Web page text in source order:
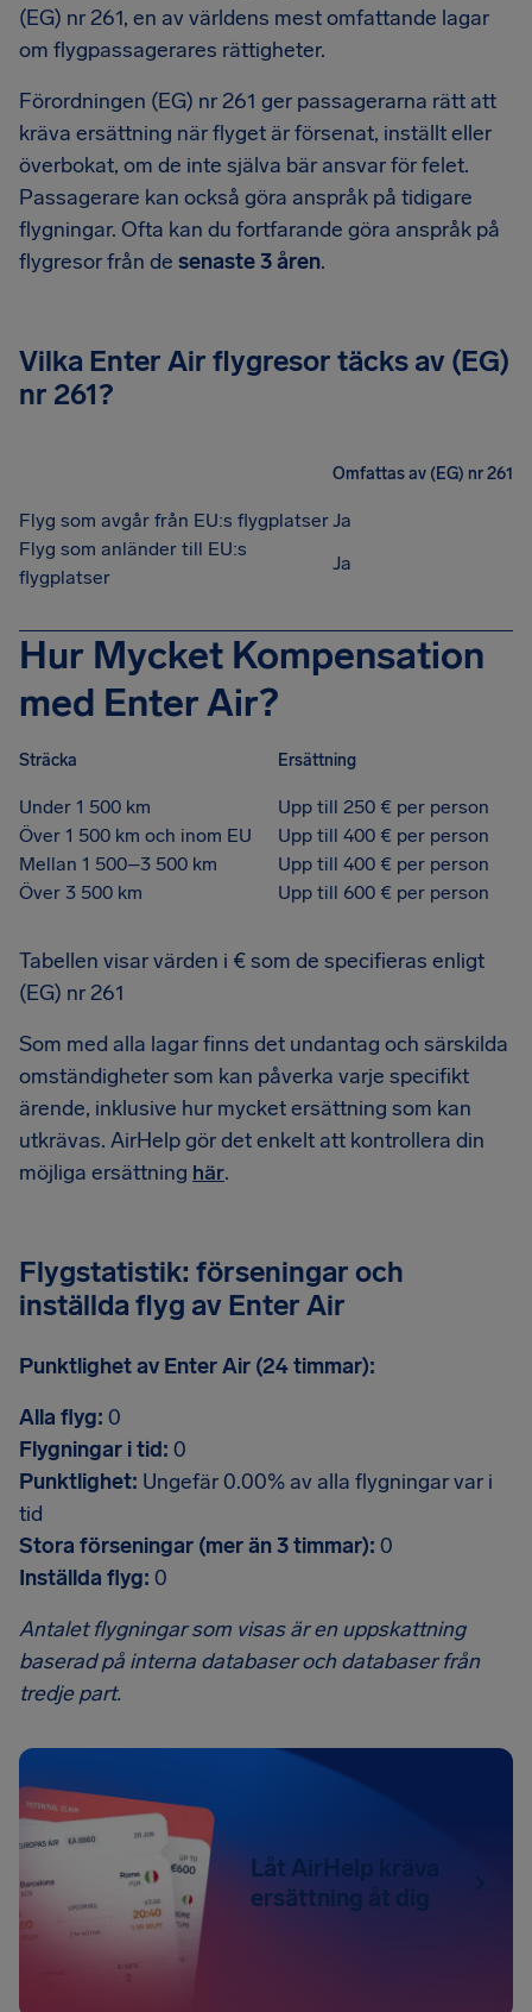
(EG) nr 261, en av världens mest omfattande lagar
om flygpassagerares rättigheter.
Förordningen (EG) nr 261 ger passagerarna rätt att
kräva ersättning när flyget är försenat, inställt eller
överbokat, om de inte själva bär ansvar för felet.
Passagerare kan också göra anspråk på tidigare
flygningar. Ofta kan du fortfarande göra anspråk på
flygresor från de senaste 3 åren.
Vilka Enter Air flygresor täcks av (EG)
nr 261?
Omfattas av (EG) nr 261
Flyg som avgår från EU:s flygplatserJa
Flyg som anländer till EU:s
flygplatser
Ja
Hur Mycket Kompensation
med Enter Air?
Sträcka Ersättning
Under 1 500 km
Upp till 250 € per person
Över 1 500 km och inom EU
Upp till 400 € per person
Mellan 1 500–3 500 km
Upp till 400 € per person
Över 3 500 km
Upp till 600 € per person
Tabellen visar värden i € som de specifieras enligt
(EG) nr 261
Som med alla lagar finns det undantag och särskilda
omständigheter som kan påverka varje specifikt
ärende, inklusive hur mycket ersättning som kan
utkrävas. AirHelp gör det enkelt att kontrollera din
möjliga ersättning här.
Flygstatistik: förseningar och
inställda flyg av Enter Air
Punktlighet av Enter Air (24 timmar):
Alla flyg: 0
Flygningar i tid: 0
Punktlighet: Ungefär 0.00% av alla flygningar var i
tid
Stora förseningar (mer än 3 timmar): 0
Inställda flyg: 0
Antalet flygningar som visas är en uppskattning
baserad på interna databaser och databaser från
tredje part.
Låt AirHelp kräva
ersättning åt dig